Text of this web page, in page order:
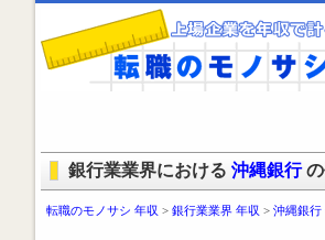
銀行業業界における 沖縄銀行の
転職のモノサシ 年収 > 銀行業業界 年収 > 沖縄銀行